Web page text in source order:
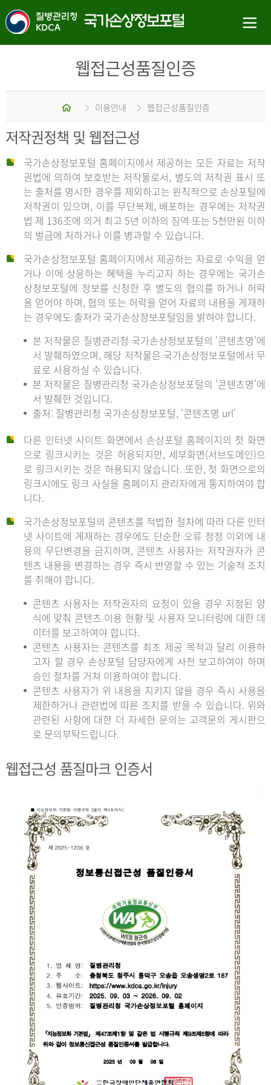
웹접근성품질인증
홈 이용안내 웹접근성품질인증
저작권정책 및 웹접근성
국가손상정보포털 홈페이지에서 제공하는 모든 자료는 저작
권법에 의하여 보호받는 저작물로서, 별도의 저작권 표시 또
는 출처를 명시한 경우를 제외하고는 원칙적으로 손상포털에
저작권이 있으며, 이를 무단복제, 배포하는 경우에는 저작권
법 제 136조에 의거 최고 5년 이하의 징역 또는 5천만원 이하
의 벌금에 처하거나 이를 병과할 수 있습니다.
국가손상정보포털 홈페이지에서 제공하는 자료로 수익을 얻
거나 이에 상응하는 혜택을 누리고자 하는 경우에는 국가손
상정보포털에 정보를 신청한 후 별도의 협의를 하거나 허락
을 얻어야 하며, 협의 또는 허락을 얻어 자료의 내용을 게재하
는 경우에도 출처가 국가손상정보포털임을 밝혀야 합니다.
본 저작물은 질병관리청 국가손상정보포털의 '콘텐츠명'에
서 발췌하였으며, 해당 저작물은 국가손상정보포털에서 무
료로 사용하실 수 있습니다.
본 저작물은 질병관리청 국가손상정보포털의 '콘텐츠명'에
서 발췌한 것입니다.
출처: 질병관리청 국가손상정보포털, '콘텐츠명 url'
다른 인터넷 사이트 화면에서 손상포털 홈페이지의 첫 화면
으로 링크시키는 것은 허용되지만, 세부화면(서브도메인)으
로 링크시키는 것은 허용되지 않습니다. 또한, 첫 화면으로의
링크시에도 링크 사실을 홈페이지 관리자에게 통지하여야 합
니다.
국가손상정보포털의 콘텐츠를 적법한 절차에 따라 다른 인터
넷 사이트에 게재하는 경우에도 단순한 오류 정정 이외에 내
용의 무단변경을 금지하며, 콘텐츠 사용자는 저작권자가 콘
텐츠 내용을 변경하는 경우 즉시 반영할 수 있는 기술적 조치
를 취해야 합니다.
콘텐츠 사용자는 저작권자의 요청이 있을 경우 지정된 양
식에 맞춰 콘텐츠 이용 현황 및 사용자 모니터링에 대한 데
이터를 보고하여야 합니다.
콘텐츠 사용자는 콘텐츠를 최초 제공 목적과 달리 이용하
고자 할 경우 손상포털 담당자에게 사전 보고하여야 하며
승인 절차를 거쳐 이용하여야 합니다.
콘텐츠 사용자가 위 내용을 지키지 않을 경우 즉시 사용을
제한하거나 관련법에 따른 조치를 받을 수 있습니다. 위와
관련된 사항에 대한 더 자세한 문의는 고객문의 게시판으
로 문의부탁드립니다.
웹접근성 품질마크 인증서